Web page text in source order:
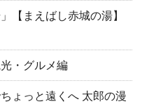
【まえばし赤城の湯】
・グルメ編
ょっと遠くへ 太郎の漫